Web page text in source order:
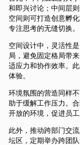
和即兴讨论；中间层
空间则可打造创意孵
专注思考的无缝切换。
空间设计中，灵活性
局，避免固定格局带
适应力和协作效率。
体验。
环境氛围的营造同样
助于缓解工作压力。
开放的环境，促进员
此外，推动跨部门交
坛区，定期举办跨团